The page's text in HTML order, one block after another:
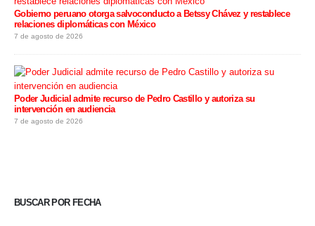
Gobierno peruano otorga salvoconducto a Betssy Chávez y restablece
relaciones diplomáticas con México
7 de agosto de 2026
Poder Judicial admite recurso de Pedro Castillo y autoriza su
intervención en audiencia
7 de agosto de 2026
BUSCAR POR FECHA